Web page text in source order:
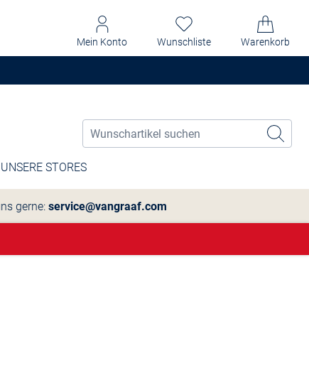
Mein Konto Wunschliste Warenkorb
UNSERE STORES
gerne: service@vangraaf.com